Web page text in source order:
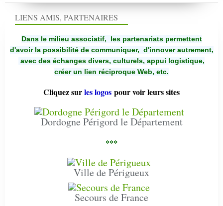
LIENS AMIS, PARTENAIRES
Dans le milieu associatif, les partenariats permettent
d'avoir la possibilité de communiquer, d'innover autrement,
avec des échanges divers, culturels, appui logistique,
créer un lien réciproque Web, etc.
Cliquez surles logos pour voir leurs sites
Dordogne Périgord le Département
***
Ville de Périgueux
Secours de France